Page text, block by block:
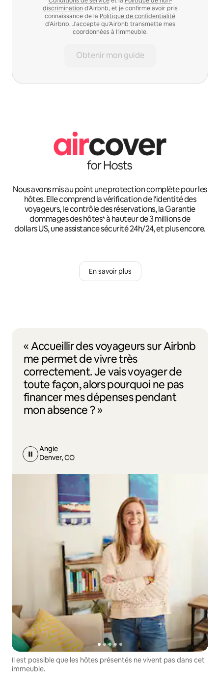
discrimination d'Airbnb, et je confirme avoir pris
connaissance de la Politique de confidentialité
d'Airbnb. J'accepte qu'Airbnb transmette mes
coordonnées à l'immeuble.
Obtenir mon guide
Nous avons mis au point une protection complète pour les
hôtes. Elle comprend la vérification de l'identité des
voyageurs, le contrôle des réservations, la Garantie
dommages des hôtes* à hauteur de 3 millions de
dollars US, une assistance sécurité 24h/24, et plus encore.
En savoir plus
« Accueillir des voyageurs sur Airbnb
me permet de vivre très
correctement. Je vais voyager de
toute façon, alors pourquoi ne pas
financer mes dépenses pendant
mon absence ? »
Angie
Denver, CO
Il est possible que les hôtes présentés ne vivent pas dans cet
immeuble.